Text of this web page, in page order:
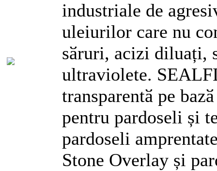
industriale de
uleiurilor care nu
sӑruri, acizi diluați,
ultraviolete.
transparentӑ pe
pentru pardoseli și
pardoseli
Stone Overlay și